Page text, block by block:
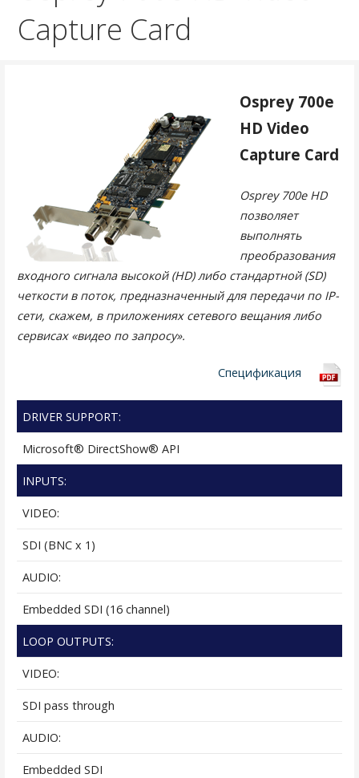
Capture Card
Osprey 700e
HD Video
Capture Card
Osprey 700e HD
позволяет
выполнять
преобразования
входного сигнала высокой (HD) либо стандартной (SD)
четкости в поток, предназначенный для передачи по IP-
сети, скажем, в приложениях сетевого вещания либо
сервисах «видео по запросу».
Спецификация
DRIVER SUPPORT:
Microsoft® DirectShow® API
INPUTS:
VIDEO:
SDI (BNC x 1)
AUDIO:
Embedded SDI (16 channel)
LOOP OUTPUTS:
VIDEO:
SDI pass through
AUDIO:
Embedded SDI